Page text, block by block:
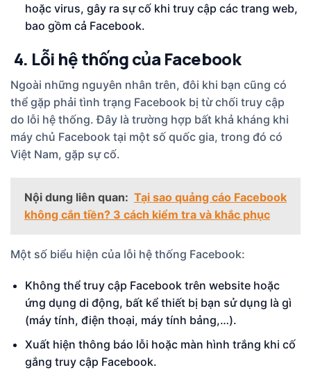
hoặc virus, gây ra sự cố khi truy cập các trang web,
bao gồm cả Facebook.
4. Lỗi hệ thống của Facebook
Ngoài những nguyên nhân trên, đôi khi bạn cũng có
thể gặp phải tình trạng Facebook bị từ chối truy cập
do lỗi hệ thống. Đây là trường hợp bất khả kháng khi
máy chủ Facebook tại một số quốc gia, trong đó có
Việt Nam, gặp sự cố.
Nội dung liên quan: Tại sao quảng cáo Facebook
không cắn tiền? 3 cách kiểm tra và khắc phục
Một số biểu hiện của lỗi hệ thống Facebook:
Không thể truy cập Facebook trên website hoặc
ứng dụng di động, bất kể thiết bị bạn sử dụng là gì
(máy tính, điện thoại, máy tính bảng,…).
Xuất hiện thông báo lỗi hoặc màn hình trắng khi cố
gắng truy cập Facebook.